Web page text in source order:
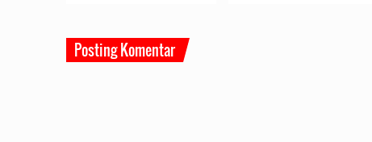
Posting Komentar